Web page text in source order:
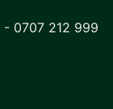
- 0707 212 999